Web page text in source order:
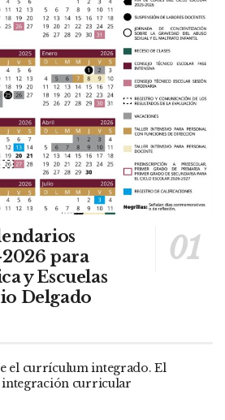
2026 para
y Escuelas
Delgado
el currículum integrado. El
integración curricular